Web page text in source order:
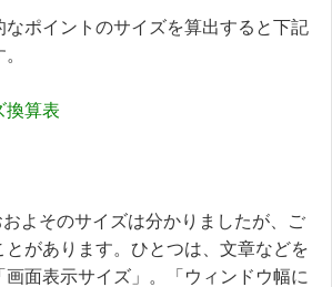
なポイントのサイズを算出すると下記
換算表
よそのサイズは分かりましたが、ご
があります。ひとつは、文章などを
面表示サイズ」。「ウィンドウ幅に